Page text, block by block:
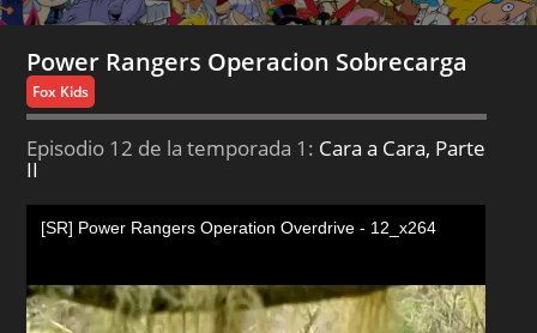
Power Rangers Operacion Sobrecarga
Fox Kids
Episodio 12 de la temporada 1: Cara a Cara, Parte
II